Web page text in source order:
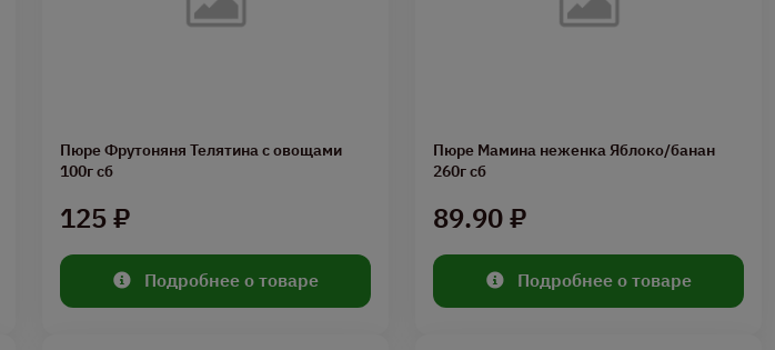
Пюре Фрутоняня Телятина с овощами
100г сб
125 ₽
Подробнее о товаре
Пюре Мамина неженка Яблоко/банан
260г сб
89.90 ₽
Подробнее о товаре